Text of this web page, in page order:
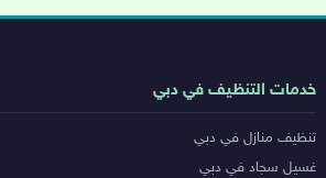
روابط
المدن
خدمات التنظيف في دبي
تنظيف منازل في دبي
غسيل سجاد في دبي